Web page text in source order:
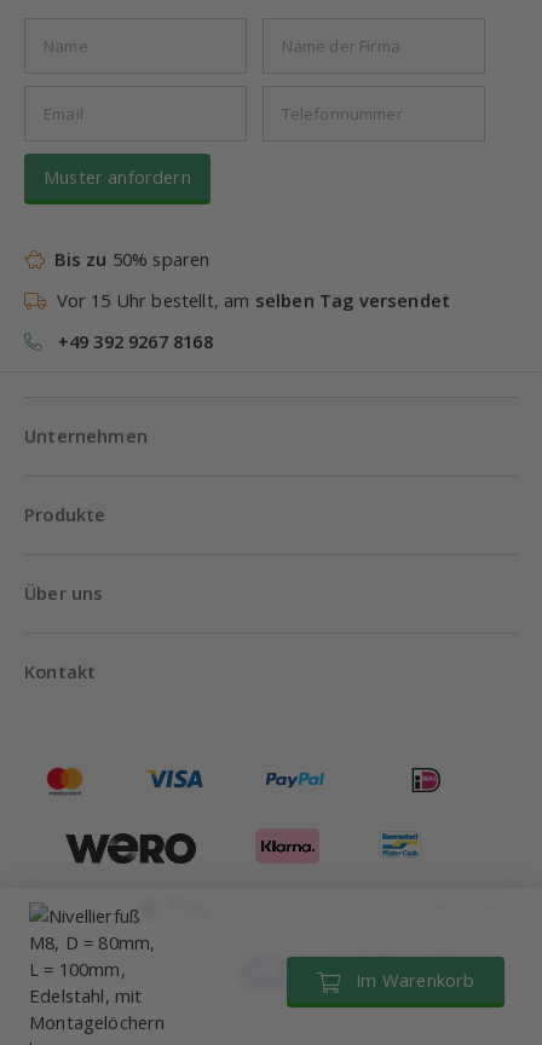
Im Warenkorb
Muster anfordern
Bis zu 50% sparen
Vor 15 Uhr bestellt, am selben Tag versendet
+49 392 9267 8168
Unternehmen
Produkte
Über uns
Kontakt
Wir versenden mit